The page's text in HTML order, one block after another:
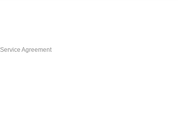
02:00
Service Agreement